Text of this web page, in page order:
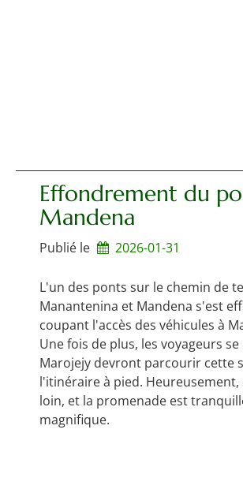
Effondrement du
Mandena
Publié le 2026-01-31
L'un des ponts sur le chemin de
Manantenina et Mandena s'est
coupant l'accès des véhicules à
Une fois de plus, les voyageurs
Marojejy devront parcourir cette
l'itinéraire à pied. Heureusement,
loin, et la promenade est
magnifique.